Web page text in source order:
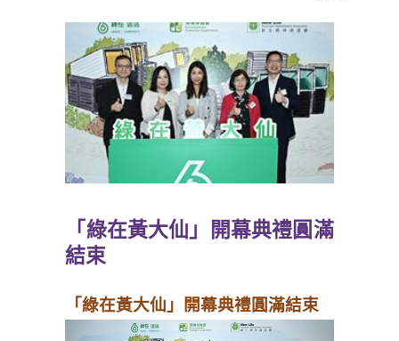
「綠在黃大仙」開幕典禮圓滿
結束
「綠在黃大仙」開幕典禮圓滿結束